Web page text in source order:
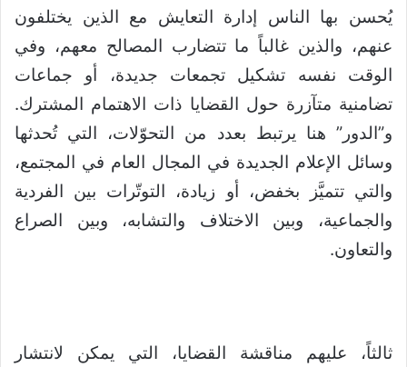
يُحسن بها الناس إدارة التعايش مع الذين يختلفون
عنهم، والذين غالباً ما تتضارب المصالح معهم، وفي
الوقت نفسه تشكيل تجمعات جديدة، أو جماعات
تضامنية متآزرة حول القضايا ذات الاهتمام المشترك.
و”الدور” هنا يرتبط بعدد من التحوّلات، التي تُحدثها
وسائل الإعلام الجديدة في المجال العام في المجتمع،
والتي تتميَّز بخفض، أو زيادة، التوتّرات بين الفردية
والجماعية، وبين الاختلاف والتشابه، وبين الصراع
والتعاون.
ثالثاً، عليهم مناقشة القضايا، التي يمكن لانتشار